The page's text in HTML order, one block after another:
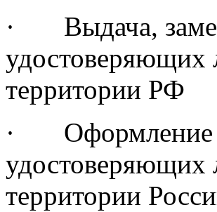
· Выдача,
удостоверяющих
территории РФ
· Оформление и
удостоверяющих
территории